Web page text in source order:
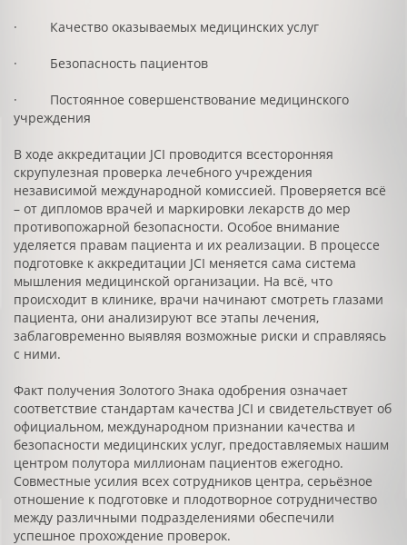
· Качество оказываемых медицинских услуг
· Безопасность пациентов
· Постоянное совершенствование медицинского
учреждения
В ходе аккредитации JCI проводится всесторонняя
скрупулезная проверка лечебного учреждения
независимой международной комиссией. Проверяется всё
– от дипломов врачей и маркировки лекарств до мер
противопожарной безопасности. Особое внимание
уделяется правам пациента и их реализации. В процессе
подготовке к аккредитации JCI меняется сама система
мышления медицинской организации. На всё, что
происходит в клинике, врачи начинают смотреть глазами
пациента, они анализируют все этапы лечения,
заблаговременно выявляя возможные риски и справляясь
с ними.
Факт получения Золотого Знака одобрения означает
соответствие стандартам качества JCI и свидетельствует об
официальном, международном признании качества и
безопасности медицинских услуг, предоставляемых нашим
центром полутора миллионам пациентов ежегодно.
Совместные усилия всех сотрудников центра, серьёзное
отношение к подготовке и плодотворное сотрудничество
между различными подразделениями обеспечили
успешное прохождение проверок.